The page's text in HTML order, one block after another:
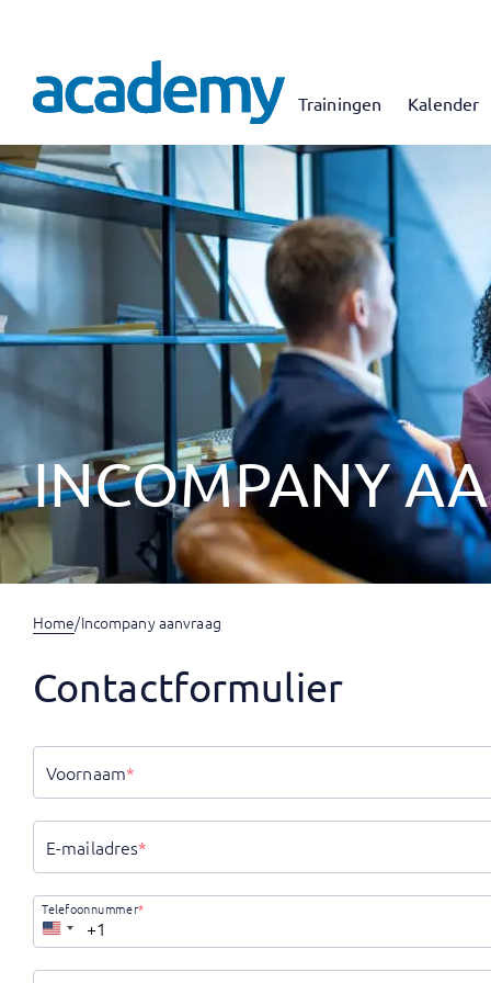
Trainingen Kalender
INCOMPANY
Home/Incompany aanvraag
Contactformulier
Voornaam*
E-mailadres*
Telefoonnummer*
Verenigde
Staten
+1